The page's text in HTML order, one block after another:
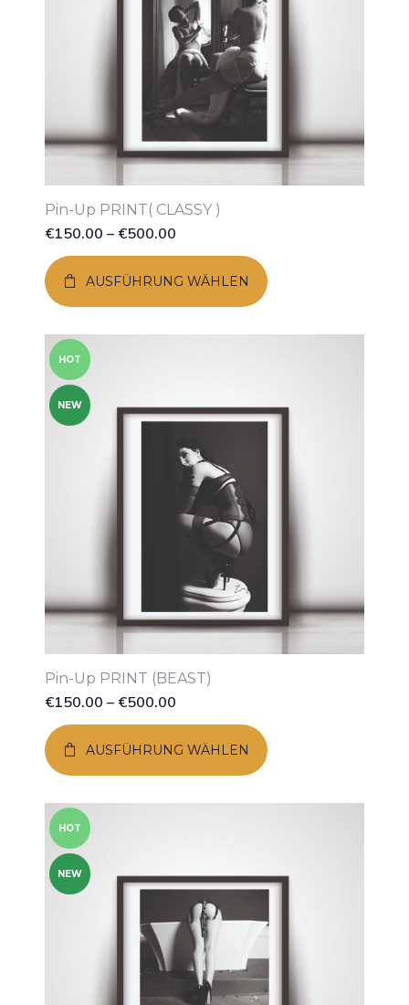
Pin-Up PRINT( CLASSY )
€150.00 – €500.00
AUSFÜHRUNG WÄHLEN
HOT
NEW
Pin-Up PRINT (BEAST)
€150.00 – €500.00
AUSFÜHRUNG WÄHLEN
HOT
NEW